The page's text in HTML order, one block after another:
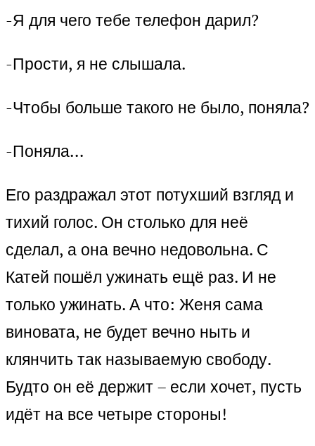
-Я для чего тебе телефон дарил?
-Прости, я не слышала.
-Чтобы больше такого не было, поняла?
-Поняла…
Его раздражал этот потухший взгляд и
тихий голос. Он столько для неё
сделал, а она вечно недовольна. С
Катей пошёл ужинать ещё раз. И не
только ужинать. А что: Женя сама
виновата, не будет вечно ныть и
клянчить так называемую свободу.
Будто он её держит – если хочет, пусть
идёт на все четыре стороны!